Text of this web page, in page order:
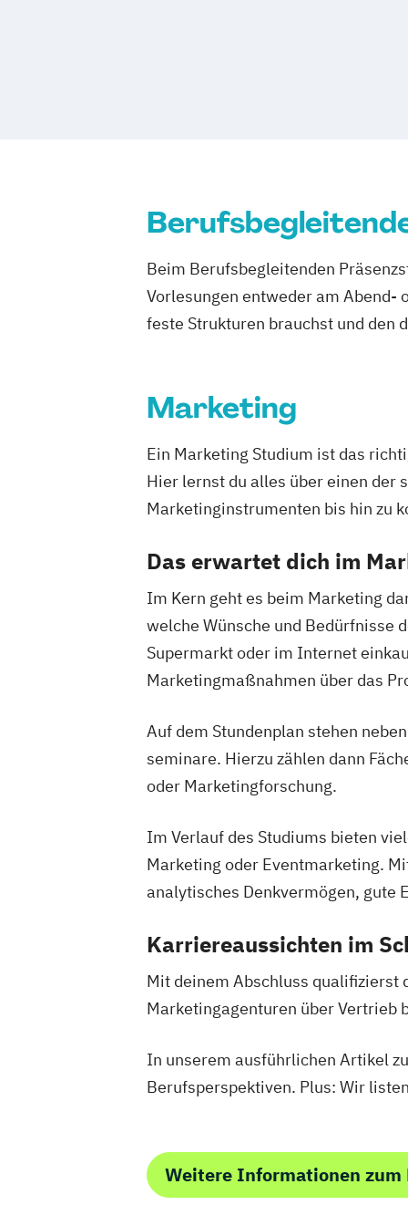
Beim Berufsbegleitenden
Vorlesungen entweder am Abend-
feste Strukturen brauchst und den
Marketing
Ein Marketing Studium ist das
Hier lernst du alles über einen der
Marketinginstrumenten bis hin zu
Das erwartet dich im
Im Kern geht es beim Marketing
welche Wünsche und Bedürfnisse
Supermarkt oder im Internet
Marketingmaßnahmen über das
Auf dem Stundenplan stehen
seminare. Hierzu zählen dann
oder Marketingforschung.
Im Verlauf des Studiums bieten
Marketing oder Eventmarketing.
analytisches Denkvermögen, gute
Karriereaussichten im
Mit deinem Abschluss qualifizierst
Marketingagenturen über Vertrieb
In unserem ausführlichen Artikel
Berufsperspektiven. Plus: Wir
Weitere Informationen zum